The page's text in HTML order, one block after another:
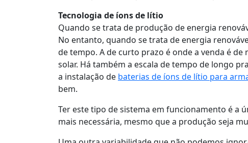
Tecnologia de íons de lítio
Quando se trata de produção de energia
No entanto, quando se trata de energia
de tempo. A de curto prazo é onde a venda é
solar. Há também a escala de tempo de longo
a instalação de baterias de íons de lítio para
bem.
Ter este tipo de sistema em funcionamento é a
mais necessária, mesmo que a produção seja